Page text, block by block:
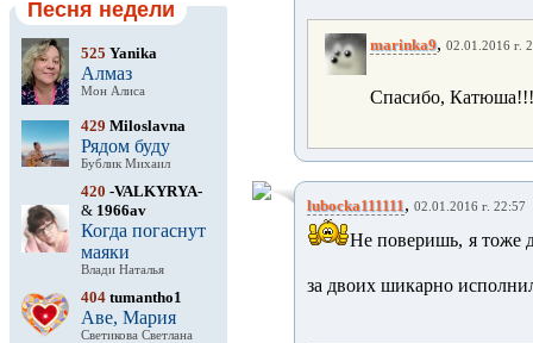
Песня недели
525 Yanika
Алмаз
Мон Алиса
429 Miloslavna
Рядом буду
Бублик Михаил
420 -VALKYRYA-
& 1966av
Когда погаснут
маяки
Влади Наталья
404 tumantho1
Аве, Мария
Светикова Светлана
marinka9, 02.01.2016 г.
Спасибо,
lubocka111111, 02.01.2016 г. 22:57
Не поверишь, я тоже
за двоих шикарно